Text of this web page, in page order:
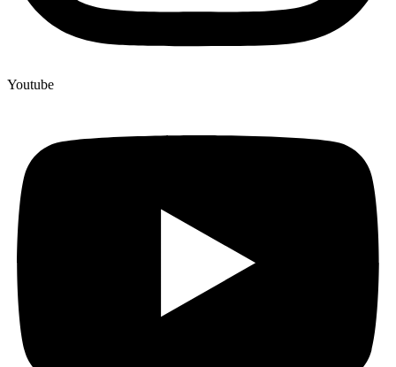
Youtube